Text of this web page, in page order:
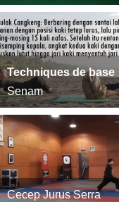
Techniques de base
Senam
Cecep Jurus Serra